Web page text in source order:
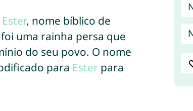
Ester, nome bíblico de
foi uma rainha persa que
do seu povo. O nome
para Ester para